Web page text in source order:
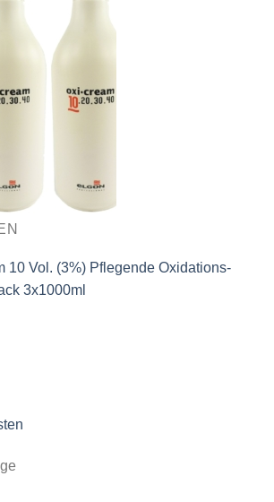
10 Vol. (3%) Pflegende Oxidations-
3x1000ml